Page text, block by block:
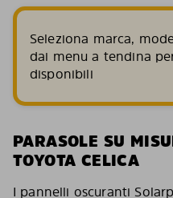
Seleziona marca,
dai menu a tendina
disponibili
PARASOLE SU
TOYOTA CELICA
I pannelli oscuranti